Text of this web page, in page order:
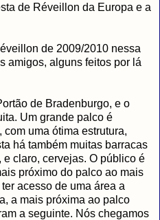
de Réveillon da Europa e a
de 2009/2010 nessa
amigos, alguns feitos por lá
de Bradenburgo, e o
Um grande palco é
com uma ótima estrutura,
há também muitas barracas
claro, cervejas. O público é
próximo do palco ao mais
acesso de uma área a
a mais próxima ao palco
a seguinte. Nós chegamos